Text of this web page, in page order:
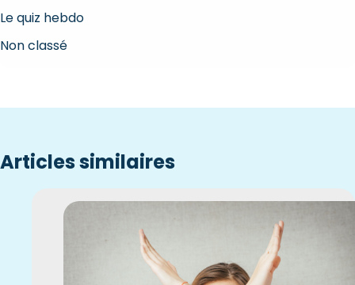
Le quiz hebdo
Non classé
Articles similaires